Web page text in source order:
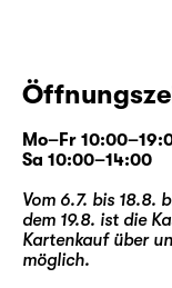
Mo–Fr
Sa 10:00–14:00
Vom 6.7. bis 18.8.
dem 19.8. ist die
Kartenkauf über
möglich.